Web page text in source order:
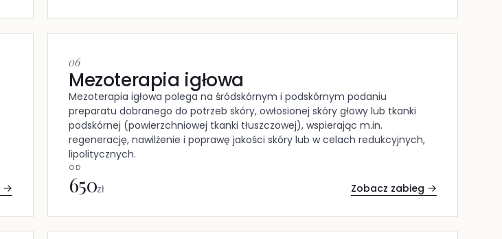
06
Mezoterapia igłowa
Mezoterapia igłowa polega na śródskórnym i podskórnym podaniu
preparatu dobranego do potrzeb skóry, owłosionej skóry głowy lub tkanki
podskórnej (powierzchniowej tkanki tłuszczowej), wspierając m.in.
regenerację, nawilżenie i poprawę jakości skóry lub w celach redukcyjnych,
lipolitycznych.
OD
650zł Zobacz zabieg